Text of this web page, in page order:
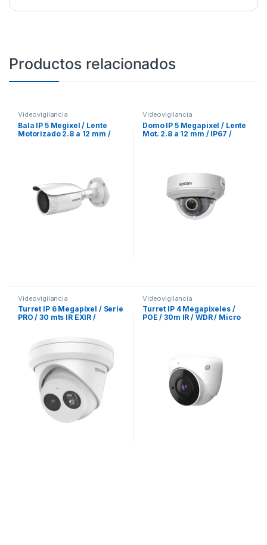
Productos relacionados
Videovigilancia
Bala IP 5 Megixel / Lente
Motorizado 2.8 a 12 mm /
Videovigilancia
Domo IP 5 Megapixel / Lente
Mot. 2.8 a 12 mm / IP67 /
Videovigilancia
Turret IP 6 Megapixel / Serie
PRO / 30 mts IR EXIR /
Videoanaliticos Integrados /
Micrófono Integrado
Videovigilancia
Turret IP 4 Megapixeles /
POE / 30m IR / WDR / Micro